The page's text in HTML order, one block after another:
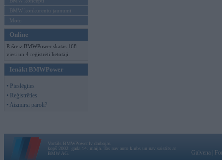
BMW konkurentu jaunumi
Moto
Online
Pašreiz BMWPower skatās 168
viesi un 4 reģistrēti lietotāji.
Ienākt BMWPower
• Pieslēgties
• Reģistrēties
• Aizmirsi paroli?
Vortāls BMWPower.lv darbojas
kopš 2002. gada 14. maija. Tas nav auto klubs un nav saistīts ar
BMW AG.
Galvena